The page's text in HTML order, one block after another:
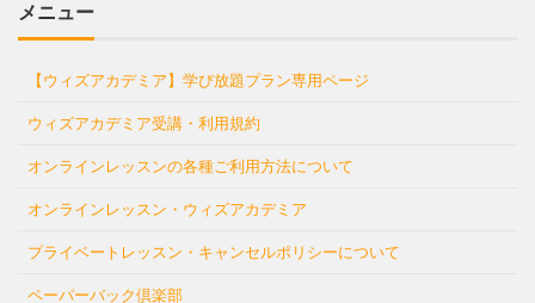
メニュー
【ウィズアカデミア】学び放題プラン専用ページ
ウィズアカデミア受講・利用規約
オンラインレッスンの各種ご利用方法について
オンラインレッスン・ウィズアカデミア
プライベートレッスン・キャンセルポリシーについて
ペーパーバック倶楽部